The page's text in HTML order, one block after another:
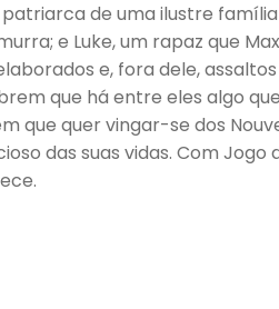
de uma ilustre
e Luke, um rapaz que
e, fora dele,
que há entre eles algo
que quer vingar-se dos
das suas vidas. Com